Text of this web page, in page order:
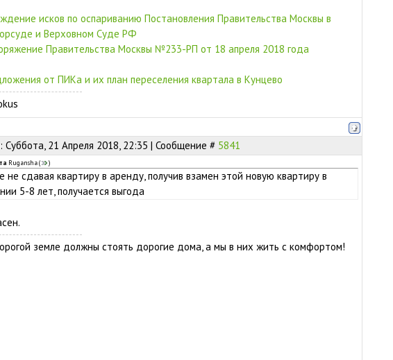
исков по оспариванию Постановления Правительства Москвы в
и Верховном Суде РФ
Правительства Москвы №233-РП от 18 апреля 2018 года
от ПИКа и их план переселения квартала в Кунцево
Суббота, 21 Апреля 2018, 22:35 | Сообщение # 5841
Rugansha( )
не сдавая квартиру в аренду, получив взамен этой новую квартиру в
5-8 лет, получается выгода
земле должны стоять дорогие дома, а мы в них жить с комфортом!